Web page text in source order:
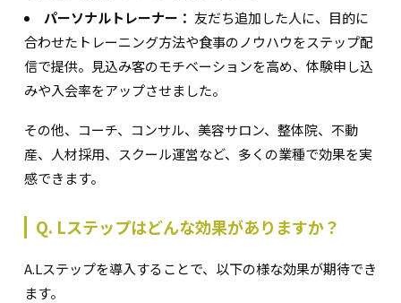
パーソナルトレーナー： 友だち追加した人に、目的に
合わせたトレーニング方法や食事のノウハウをステップ配
信で提供。見込み客のモチベーションを高め、体験申し込
みや入会率をアップさせました。
その他、コーチ、コンサル、美容サロン、整体院、不動
産、人材採用、スクール運営など、多くの業種で効果を実
感できます。
Q. Lステップはどんな効果がありますか？
A.Lステップを導入することで、以下の様な効果が期待でき
ます。